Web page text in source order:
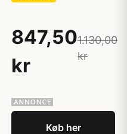
847,50
kr
1.130,00
kr
Køb her